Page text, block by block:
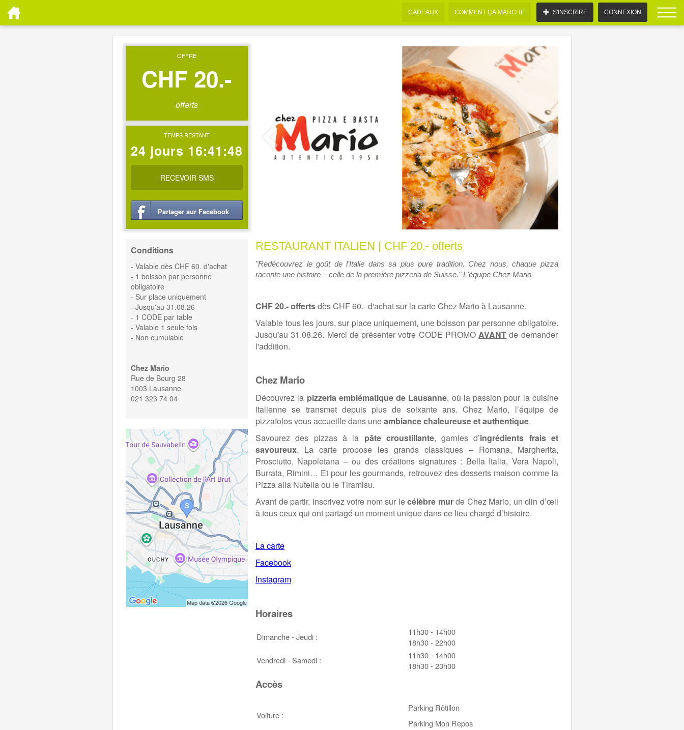
CADEAUX COMMENT ÇA MARCHE S'INSCRIRE CONNEXION
OFFRE
CHF 20.-
offerts
TEMPS RESTANT
24 jours 16:41:47
RECEVOIR SMS
Partager sur Facebook
Conditions
- Valable dès CHF 60. d'achat
- 1 boisson par personne
obligatoire
- Sur place uniquement
- Jusqu'au 31.08.26
- 1 CODE par table
- Valable 1 seule fois
- Non cumulable
Chez Mario
Rue de Bourg 28
1003 Lausanne
021 323 74 04
RESTAURANT ITALIEN | CHF 20.- offerts
"Redécouvrez le goût de l’Italie dans sa plus pure tradition. Chez nous, chaque pizza
raconte une histoire – celle de la première pizzeria de Suisse." L'équipe Chez Mario
CHF 20.- offertsdès CHF 60.- d'achat sur la carte Chez Mario à Lausanne.
Valable tous les jours, sur place uniquement, une boisson par personne obligatoire.
Jusqu'au 31.08.26. Merci de présenter votre CODE PROMOAVANT de demander
l'addition.
Chez Mario
Découvrez la pizzeria emblématique de Lausanne, où la passion pour la cuisine
italienne se transmet depuis plus de soixante ans. Chez Mario, l’équipe de
pizzaïolos vous accueille dans uneambiance chaleureuse et authentique.
Savourez des pizzas à la pâte croustillante, garnies d’ingrédients frais et
savoureux. La carte propose les grands classiques – Romana, Margherita,
Prosciutto, Napoletana – ou des créations signatures : Bella Italia, Vera Napoli,
Burrata, Rimini… Et pour les gourmands, retrouvez des desserts maison comme la
Pizza alla Nutella ou le Tiramisu.
Avant de partir, inscrivez votre nom sur lecélèbre murde Chez Mario, un clin d’œil
à tous ceux qui ont partagé un moment unique dans ce lieu chargé d’histoire.
La carte
Facebook
Instagram
Horaires
Dimanche - Jeudi :
11h30 - 14h00
18h30 - 22h00
Vendredi - Samedi :
11h30 - 14h00
18h30 - 23h00
Accès
Voiture :
Parking Rôtillon
Parking Mon Repos